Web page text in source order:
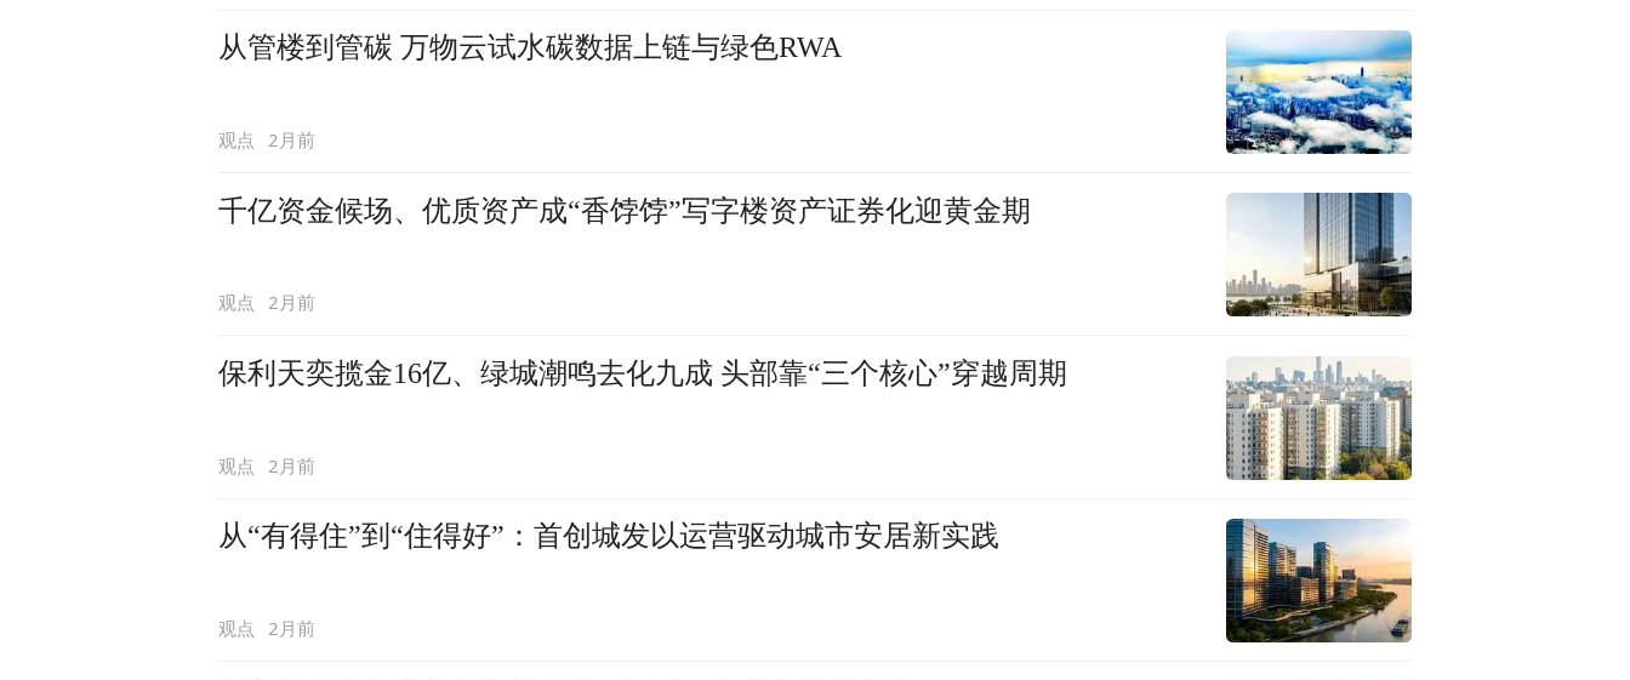
从管楼到管碳 万物云试水碳数据上链与绿色RWA
观点 2月前
千亿资金候场、优质资产成“香饽饽”写字楼资产证券化迎黄金期
观点 2月前
保利天奕揽金16亿、绿城潮鸣去化九成 头部靠“三个核心”穿越周期
观点 2月前
从“有得住”到“住得好”：首创城发以运营驱动城市安居新实践
观点 2月前